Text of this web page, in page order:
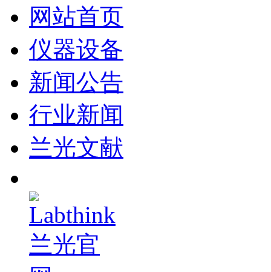
网站首页
仪器设备
新闻公告
行业新闻
兰光文献